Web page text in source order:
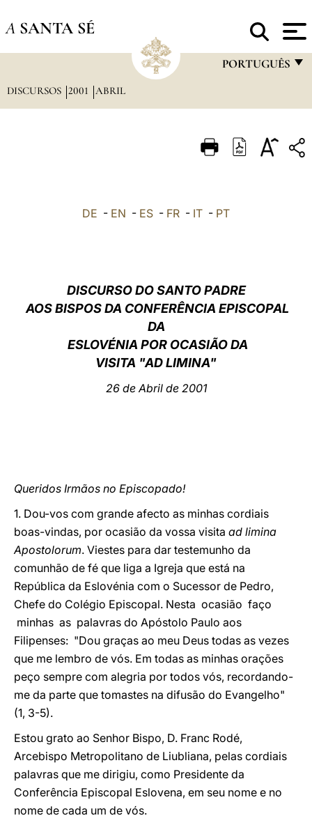
A SANTA SÉ
PORTUGUÊS
ITALIANO
中文
DISCURSOS 2001 ABRIL
DE - EN - ES - FR - IT - PT
DISCURSO DO SANTO PADRE
AOS BISPOS DA CONFERÊNCIA EPISCOPAL
DA
ESLOVÉNIA POR OCASIÃO DA
VISITA "AD LIMINA"
26 de Abril de 2001
Queridos Irmãos no Episcopado!
1. Dou-vos com grande afecto as minhas cordiais
boas-vindas, por ocasião da vossa visita ad limina
Apostolorum. Viestes para dar testemunho da
comunhão de fé que liga a Igreja que está na
República da Eslovénia com o Sucessor de Pedro,
Chefe do Colégio Episcopal. Nesta ocasião faço
minhas as palavras do Apóstolo Paulo aos
Filipenses: "Dou graças ao meu Deus todas as vezes
que me lembro de vós. Em todas as minhas orações
peço sempre com alegria por todos vós, recordando-
me da parte que tomastes na difusão do Evangelho"
(1, 3-5).
Estou grato ao Senhor Bispo, D. Franc Rodé,
Arcebispo Metropolitano de Liubliana, pelas cordiais
palavras que me dirigiu, como Presidente da
Conferência Episcopal Eslovena, em seu nome e no
nome de cada um de vós.